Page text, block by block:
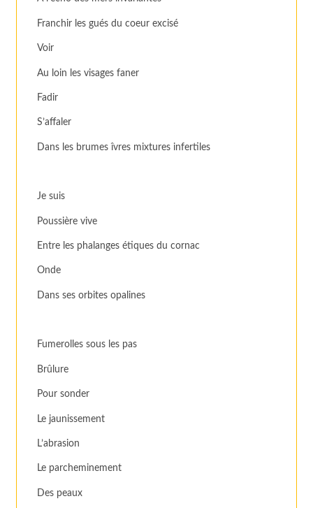
Franchir les gués du coeur excisé
Voir
Au loin les visages faner
Fadir
S’affaler
Dans les brumes îvres mixtures infertiles
Je suis
Poussière vive
Entre les phalanges étiques du cornac
Onde
Dans ses orbites opalines
Fumerolles sous les pas
Brûlure
Pour sonder
Le jaunissement
L’abrasion
Le parcheminement
Des peaux